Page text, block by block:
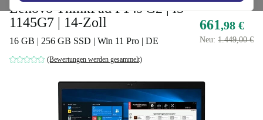
Lenovo ThinkPad P14s G2 | i5-
1145G7 | 14-Zoll
16 GB | 256 GB SSD | Win 11 Pro | DE
(Bewertungen werden gesammelt)
661,98 €
Neu: 1.449,00 €